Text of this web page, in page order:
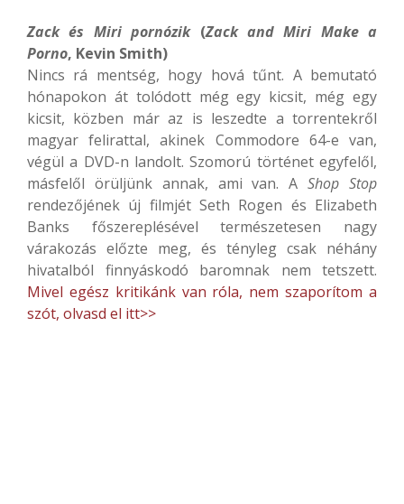
Zack és Miri pornózik(Zack and Miri Make a
Porno, Kevin Smith)
Nincs rá mentség, hogy hová tűnt. A bemutató
hónapokon át tolódott még egy kicsit, még egy
kicsit, közben már az is leszedte a torrentekről
magyar felirattal, akinek Commodore 64-e van,
végül a DVD-n landolt. Szomorú történet egyfelől,
másfelől örüljünk annak, ami van. AShop Stop
rendezőjének új filmjét Seth Rogen és Elizabeth
Banks főszereplésével természetesen nagy
várakozás előzte meg, és tényleg csak néhány
hivatalból finnyáskodó baromnak nem tetszett.
Mivel egész kritikánk van róla, nem szaporítom a
szót, olvasd el itt>>